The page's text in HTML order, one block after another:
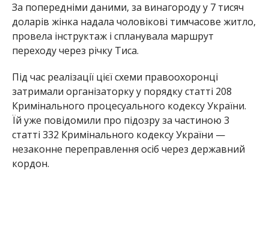
За попередніми даними, за винагороду у 7 тисяч
доларів жінка надала чоловікові тимчасове житло,
провела інструктаж і спланувала маршрут
переходу через річку Тиса.
Під час реалізації цієї схеми правоохоронці
затримали організаторку у порядку статті 208
Кримінального процесуального кодексу України.
Їй уже повідомили про підозру за частиною 3
статті 332 Кримінального кодексу України —
незаконне переправлення осіб через державний
кордон.